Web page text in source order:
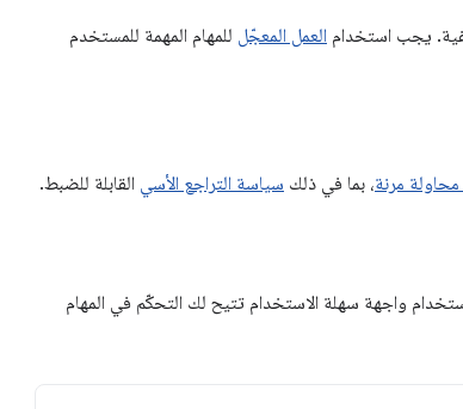
العمل المعجّل للمهام المهمة للمستخدم
مرنة، بما في ذلك سياسة التراجع الأسي القابلة للضبط.
واجهة سهلة الاستخدام تتيح لك التحكّم في المهام